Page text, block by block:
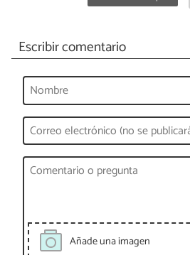
Escribir comentario
Añade una imagen